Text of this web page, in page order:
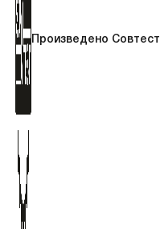
Произведено Совтест